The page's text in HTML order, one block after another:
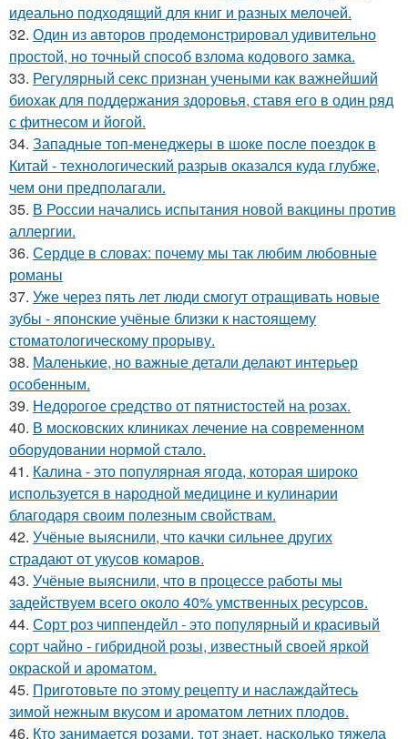
идеально подходящий для книг и разных мелочей.
32. Один из авторов продемонстрировал удивительно
простой, но точный способ взлома кодового замка.
33. Регулярный секс признан учеными как важнейший
биохак для поддержания здоровья, ставя его в один ряд
с фитнесом и йогой.
34. Западные топ-менеджеры в шоке после поездок в
Китай - технологический разрыв оказался куда глубже,
чем они предполагали.
35. В России начались испытания новой вакцины против
аллергии.
36. Сердце в словах: почему мы так любим любовные
романы
37. Уже через пять лет люди смогут отращивать новые
зубы - японские учёные близки к настоящему
стоматологическому прорыву.
38. Маленькие, но важные детали делают интерьер
особенным.
39. Недорогое средство от пятнистостей на розах.
40. В московских клиниках лечение на современном
оборудовании нормой стало.
41. Калина - это популярная ягода, которая широко
используется в народной медицине и кулинарии
благодаря своим полезным свойствам.
42. Учёные выяснили, что качки сильнее других
страдают от укусов комаров.
43. Учёные выяснили, что в процессе работы мы
задействуем всего около 40% умственных ресурсов.
44. Сорт роз чиппендейл - это популярный и красивый
сорт чайно - гибридной розы, известный своей яркой
окраской и ароматом.
45. Приготовьте по этому рецепту и наслаждайтесь
зимой нежным вкусом и ароматом летних плодов.
46. Кто занимается розами, тот знает, насколько тяжела